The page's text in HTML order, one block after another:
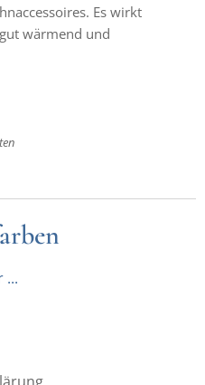
Es wirkt
wärmend und
...